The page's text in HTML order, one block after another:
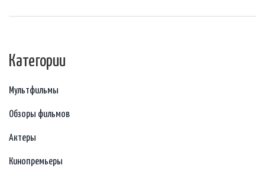
Категории
Мультфильмы
Обзоры фильмов
Актеры
Кинопремьеры